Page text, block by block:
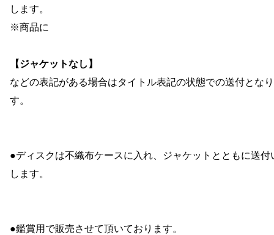
します。
※商品に
【ジャケットなし】
などの表記がある場合はタイトル表記の状態での送付とな
す。
●ディスクは不織布ケースに入れ、ジャケットとともに送付
します。
●鑑賞用で販売させて頂いております。